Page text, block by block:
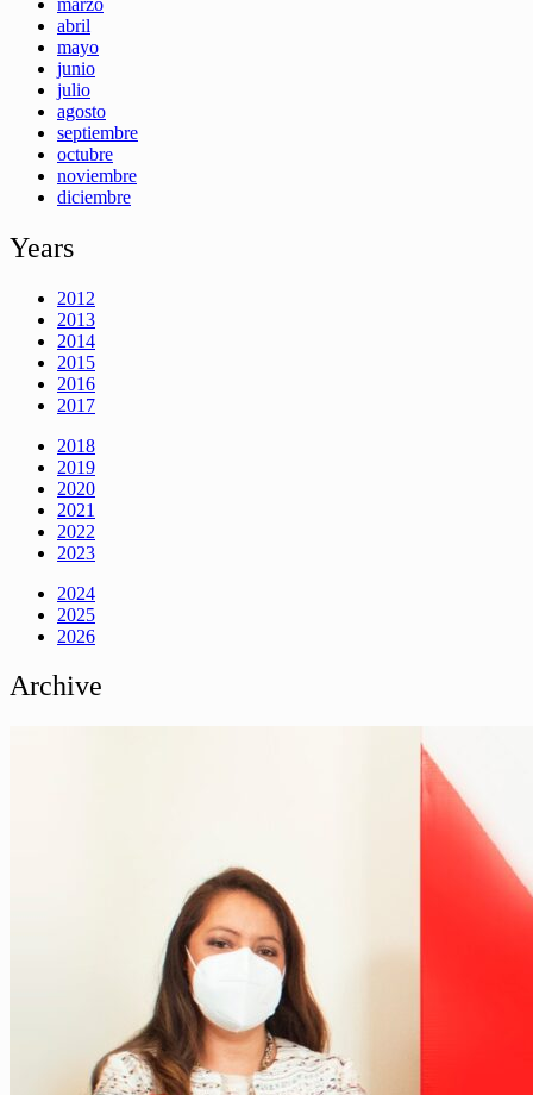
abril
mayo
junio
julio
agosto
septiembre
octubre
noviembre
diciembre
Years
2012
2013
2014
2015
2016
2017
2018
2019
2020
2021
2022
2023
2024
2025
2026
Archive